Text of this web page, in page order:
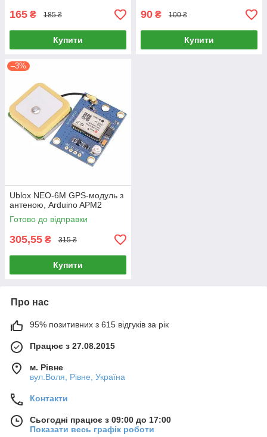
165 ₴ 185 ₴
Купити
90 ₴ 100 ₴
Купити
–3%
Ublox NEO-6M GPS-модуль з
антеною, Arduino APM2
Готово до відправки
305,55 ₴ 315 ₴
Купити
Про нас
95% позитивних з 615 відгуків за рік
Працює з 27.08.2015
м. Рівне
вул.Воля, Рівне, Україна
Контакти
Сьогодні працює з 09:00 до 17:00
Показати весь графік роботи